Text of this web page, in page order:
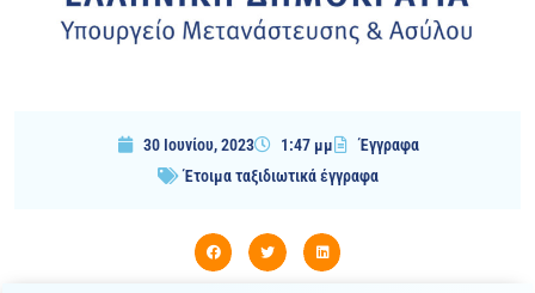
30 Ιουνίου, 2023 1:47 μμ
Έγγραφα
Έτοιμα ταξιδιωτικά έγγραφα